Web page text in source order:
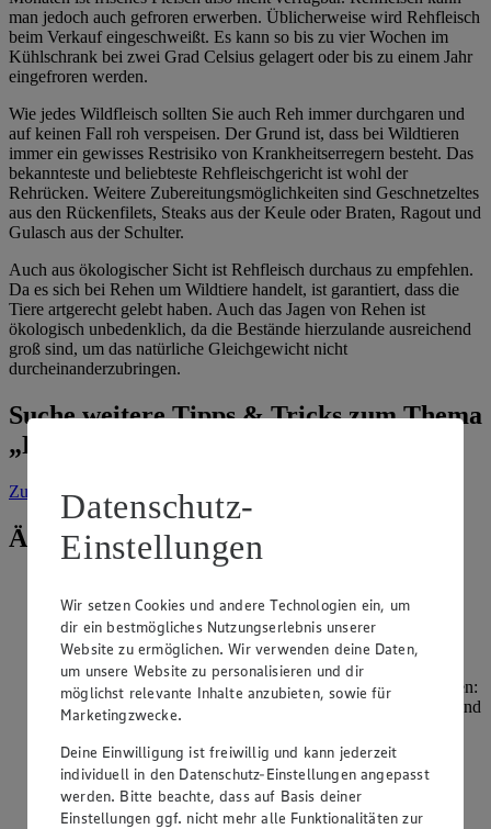
man jedoch auch gefroren erwerben. Üblicherweise wird Rehfleisch
beim Verkauf eingeschweißt. Es kann so bis zu vier Wochen im
Kühlschrank bei zwei Grad Celsius gelagert oder bis zu einem Jahr
eingefroren werden.
Wie jedes Wildfleisch sollten Sie auch Reh immer durchgaren und
auf keinen Fall roh verspeisen. Der Grund ist, dass bei Wildtieren
immer ein gewisses Restrisiko von Krankheitserregern besteht. Das
bekannteste und beliebteste Rehfleischgericht ist wohl der
Rehrücken. Weitere Zubereitungsmöglichkeiten sind Geschnetzeltes
aus den Rückenfilets, Steaks aus der Keule oder Braten, Ragout und
Gulasch aus der Schulter.
Auch aus ökologischer Sicht ist Rehfleisch durchaus zu empfehlen.
Da es sich bei Rehen um Wildtiere handelt, ist garantiert, dass die
Tiere artgerecht gelebt haben. Auch das Jagen von Rehen ist
ökologisch unbedenklich, da die Bestände hierzulande ausreichend
groß sind, um das natürliche Gleichgewicht nicht
durcheinanderzubringen.
Suche weitere Tipps & Tricks zum Thema
„Fleisch & Wurst“
Zur Suche vorgefiltert nach Kategorie: Fleisch & Wurst
Ähnliche Inhalte
Kategorie:Fleisch & Wurst
Möchten Sie unterschiedliche Wurstsorten unterscheiden,
konzentrieren Sie sich zunächst auf die vier Grundkategorien:
Brüh-, Roh- und Kochwürste sowie Pökelware. Entscheidend
bei der Unterteilung der Wurstsorten ist das
Herstellungsverfahren. Danach …
weiterlesen
Datenschutz-
Einstellungen
Wir setzen Cookies und andere Technologien ein, um
dir ein bestmögliches Nutzungserlebnis unserer
Website zu ermöglichen. Wir verwenden deine Daten,
um unsere Website zu personalisieren und dir
möglichst relevante Inhalte anzubieten, sowie für
Marketingzwecke.
Deine Einwilligung ist freiwillig und kann jederzeit
individuell in den Datenschutz-Einstellungen angepasst
werden. Bitte beachte, dass auf Basis deiner
Einstellungen ggf. nicht mehr alle Funktionalitäten zur